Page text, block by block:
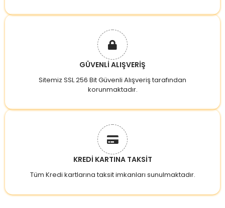
GÜVENLİ ALIŞVERİŞ
Sitemiz SSL 256 Bit Güvenli Alışveriş tarafından
korunmaktadır.
KREDİ KARTINA TAKSİT
Tüm Kredi kartlarına taksit imkanları sunulmaktadır.